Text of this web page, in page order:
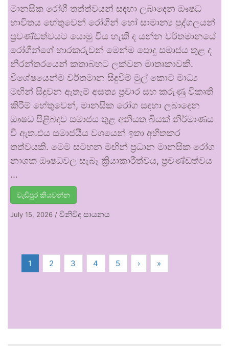
මානසික රෝගී තත්ත්වයන් සඳහා ලබාදෙන ඖෂධ
භාවිතය හේතුවෙන් රෝගීන් හෝ සාමාන්‍ය පුද්ගලයන්
ප්‍රචණ්ඩත්වයට යොමු විය හැකි ද යන්න වර්තමානයේ
රෝගීන්ගේ භාරකරුවන් මෙන්ම පොදු සමාජය තුළ ද
නිරන්තරයෙන් කතාබහට ලක්වන මාතෘකාවකි.
විශේෂයෙන්ම වර්තමාන සිදුවීම් මුල් කොට මාධ්‍ය
මඟින් සිදුවන ඇතැම් අසත්‍ය ප්‍රචාර සහ කරුණු විකෘති
කිරීම් හේතුවෙන්, මානසික රෝග සඳහා ලබාදෙන
ඖෂධ පිළිබඳව සමාජය තුළ අනියත බියක් නිර්මාණය
වී ඇත.එය සමාජයීය වශයෙන් ඉතා අහිතකර
තත්වයකි. මෙම සටහන මඟින් ප්‍රධාන මානසික රෝග
නාශක ඖෂධවල සැබෑ ක්‍රියාකාරීත්වය, ප්‍රචණ්ඩත්වය
…
වැඩිපුර කියවන්න
July 15, 2026 / විනිවිද සායනය
1 2 3 4 5 › »